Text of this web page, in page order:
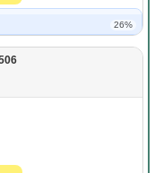
26%